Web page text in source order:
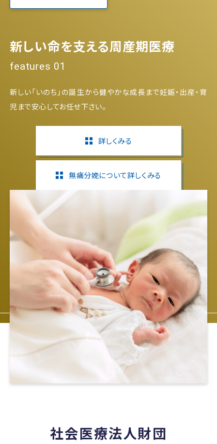
新しい命を支える周産期医療
features 01
新しい「いのち」の誕生から健やかな成長まで妊娠・出産・育
児まで安心してお任せ下さい。
詳しくみる
無痛分娩について詳しくみる
社会医療法人財団